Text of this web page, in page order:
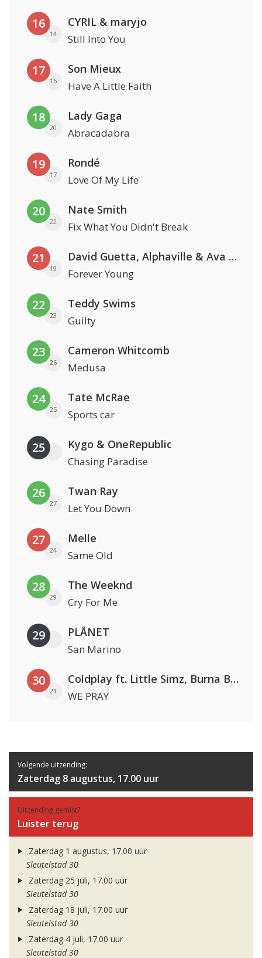
16
14
CYRIL & maryjo
Still Into You
17
16
Son Mieux
Have A Little Faith
18
20
Lady Gaga
Abracadabra
19
17
Rondé
Love Of My Life
20
22
Nate Smith
Fix What You Didn't Break
21
19
David Guetta, Alphaville & Ava Max
Forever Young
22
23
Teddy Swims
Guilty
23
26
Cameron Whitcomb
Medusa
24
25
Tate McRae
Sports car
25 Kygo & OneRepublic
Chasing Paradise
26
27
Twan Ray
Let You Down
27
24
Melle
Same Old
28
29
The Weeknd
Cry For Me
29 PLÅNET
San Marino
30
21
Coldplay ft. Little Simz, Burna Boy, Elyanna & Tini
WE PRAY
Volgende uitzending:
Zaterdag 8 augustus, 17.00 uur
Uitzending gemist?
Luister terug
Zaterdag 1 augustus, 17.00 uur
Sleutelstad 30
Zaterdag 25 juli, 17.00 uur
Sleutelstad 30
Zaterdag 18 juli, 17.00 uur
Sleutelstad 30
Zaterdag 4 juli, 17.00 uur
Sleutelstad 30